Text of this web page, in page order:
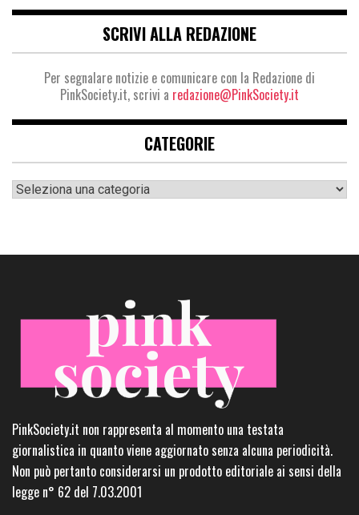
SCRIVI ALLA REDAZIONE
Per segnalare notizie e comunicare con la Redazione di
PinkSociety.it, scrivi a redazione@PinkSociety.it
CATEGORIE
Categorie
PinkSociety.it non rappresenta al momento una testata
giornalistica in quanto viene aggiornato senza alcuna periodicità.
Non può pertanto considerarsi un prodotto editoriale ai sensi della
legge n° 62 del 7.03.2001